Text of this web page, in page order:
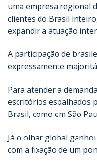
uma empresa regional
clientes do Brasil
expandir a atuação
A participação de
expressamente
Para atender a
escritórios espalhados
Brasil, como em São
Já o olhar global
com a fixação de um